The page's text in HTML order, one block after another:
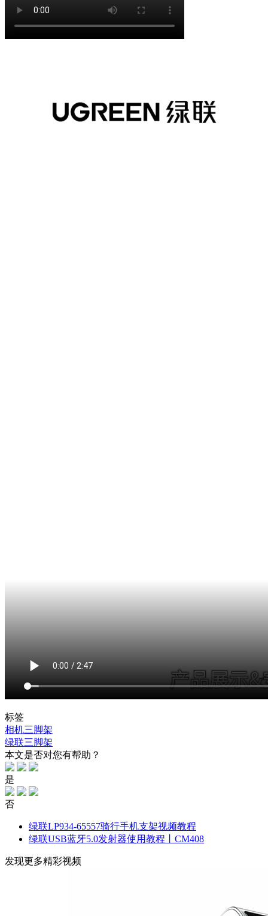
标签
相机三脚架
绿联三脚架
本文是否对您有帮助？
是
否
绿联LP934-65557骑行手机支架视频教程
绿联USB蓝牙5.0发射器使用教程丨CM408
发现更多精彩视频